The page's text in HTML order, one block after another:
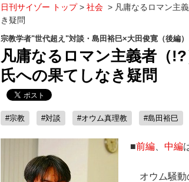
日刊サイゾー トップ> 社会 > 凡庸なるロマン主
き疑問
宗教学者"世代超え"対談・島田裕巳×大田俊寛（後編）
凡庸なるロマン主義者（
氏への果てしなき疑問
#宗教 #対談 #オウム真理教 #島田裕巳
■前編、 中編
オウム騒動